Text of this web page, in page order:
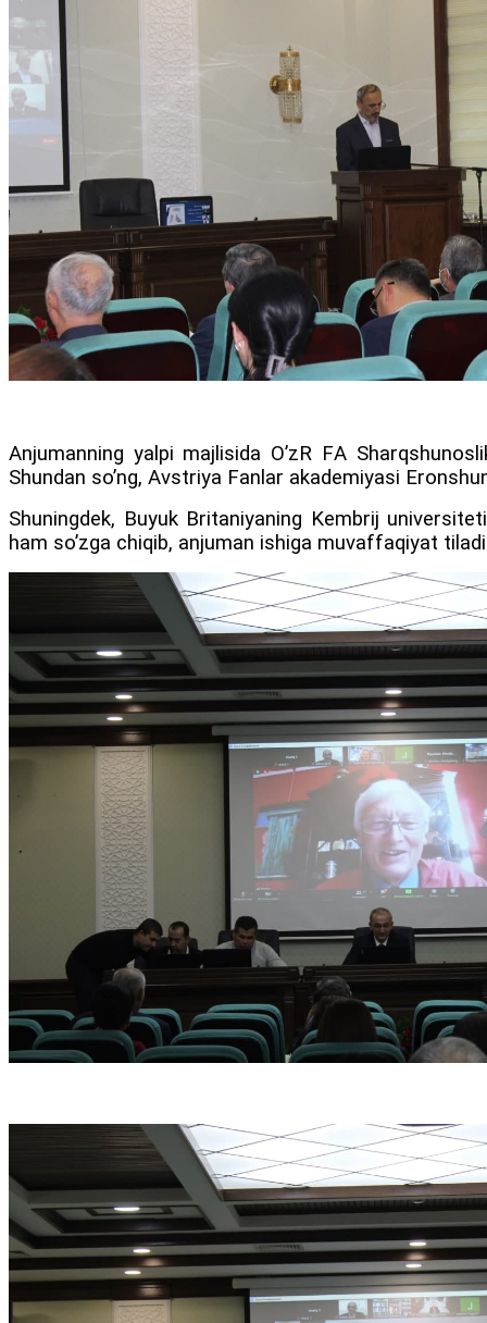
Аnjumanning yalpi majlisida OʼzR FА
Shundan soʼng, Аvstriya Fanlar akademiyasi
Shuningdek, Buyuk Britaniyaning Kembrij
ham soʼzga chiqib, anjuman ishiga muvaffaqiyat